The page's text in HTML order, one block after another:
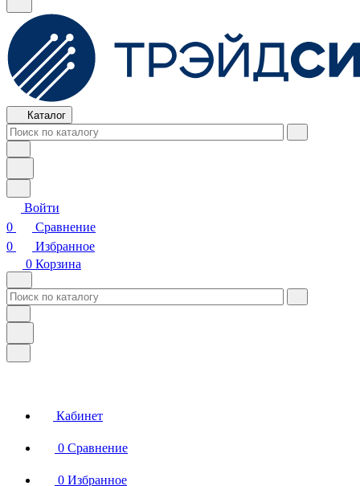
Каталог
Войти
0
Сравнение
0
Избранное
0 Корзина
Кабинет
0 Сравнение
0 Избранное